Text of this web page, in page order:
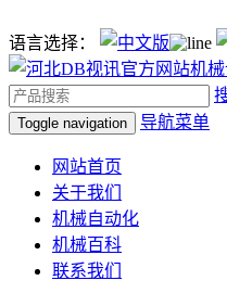
语言选择：
Toggle navigation 导航菜单
网站首页
关于我们
机械自动化
机械百科
联系我们